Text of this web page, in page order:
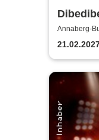
Annaberg-
Buchholz